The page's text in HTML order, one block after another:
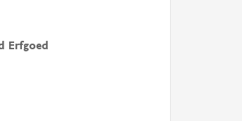
Erfgoed